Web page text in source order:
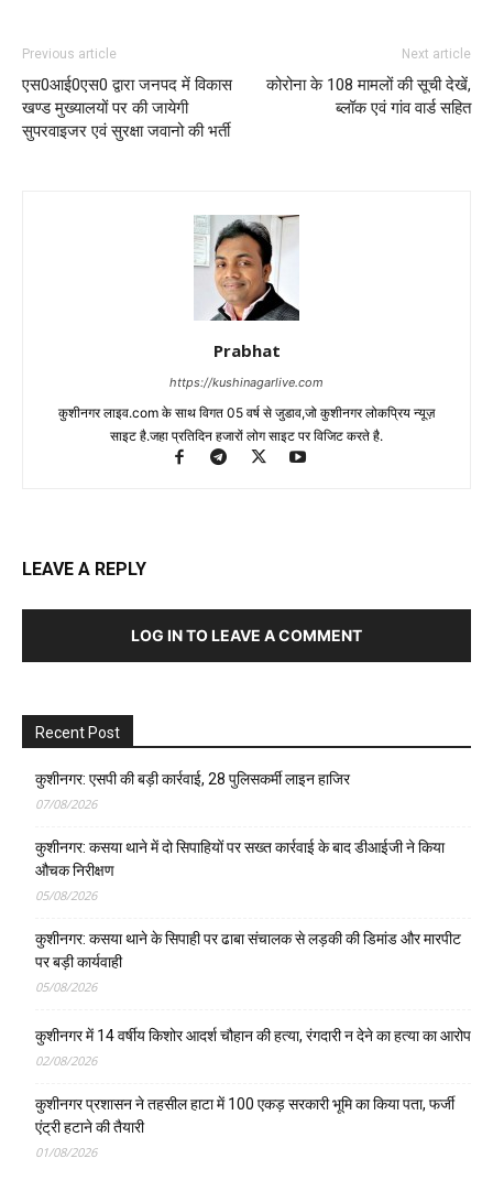
Previous article
एस0आई0एस0 द्वारा जनपद में विकास
खण्ड मुख्यालयों पर की जायेगी
सुपरवाइजर एवं सुरक्षा जवानो की भर्ती
Next article
कोरोना के 108 मामलों की सूची देखें,
ब्लॉक एवं गांव वार्ड सहित
Prabhat
https://kushinagarlive.com
कुशीनगर लाइव.com के साथ विगत 05 वर्ष से जुडाव,जो कुशीनगर लोकप्रिय न्यूज़
साइट है.जहा प्रतिदिन हजारों लोग साइट पर विजिट करते है.
LEAVE A REPLY
LOG IN TO LEAVE A COMMENT
Recent Post
कुशीनगर: एसपी की बड़ी कार्रवाई, 28 पुलिसकर्मी लाइन हाजिर
07/08/2026
कुशीनगर: कसया थाने में दो सिपाहियों पर सख्त कार्रवाई के बाद डीआईजी ने किया
औचक निरीक्षण
05/08/2026
कुशीनगर: कसया थाने के सिपाही पर ढाबा संचालक से लड़की की डिमांड और मारपीट
पर बड़ी कार्यवाही
05/08/2026
कुशीनगर में 14 वर्षीय किशोर आदर्श चौहान की हत्या, रंगदारी न देने का हत्या का आरोप
02/08/2026
कुशीनगर प्रशासन ने तहसील हाटा में 100 एकड़ सरकारी भूमि का किया पता, फर्जी
एंट्री हटाने की तैयारी
01/08/2026